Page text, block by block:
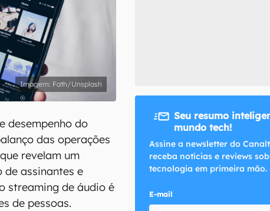
Fath/Unsplash
desempenho do
das operações
revelam um
de assinantes e
streaming de áudio é
de pessoas.
Seu resumo
mundo tech!
Assine a newsletter do
receba notícias e reviews
tecnologia em primeira mão.
E-mail